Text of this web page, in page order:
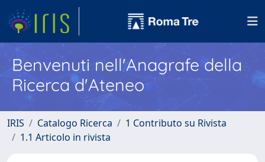
Benvenuti nell'Anagrafe della
Ricerca d'Ateneo
IRIS Catalogo Ricerca
1 Contributo su Rivista
1.1 Articolo in rivista